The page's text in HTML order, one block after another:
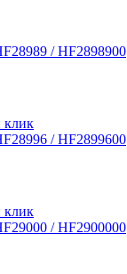
/ HF2898900
клик
/ HF2899600
клик
/ HF2900000